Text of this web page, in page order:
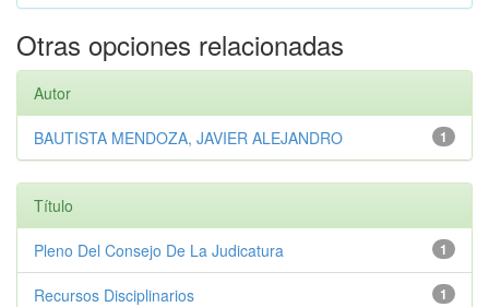
Otras opciones relacionadas
Autor
1
BAUTISTA MENDOZA, JAVIER ALEJANDRO
Título
1
Pleno Del Consejo De La Judicatura
1
Recursos Disciplinarios